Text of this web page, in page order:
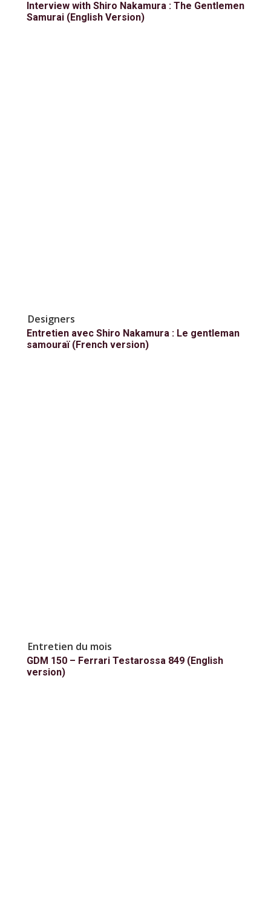
Interview with Shiro Nakamura : The Gentlemen
Samurai (English Version)
Designers
Entretien avec Shiro Nakamura : Le gentleman
samouraï (French version)
Entretien du mois
GDM 150 – Ferrari Testarossa 849 (English
version)